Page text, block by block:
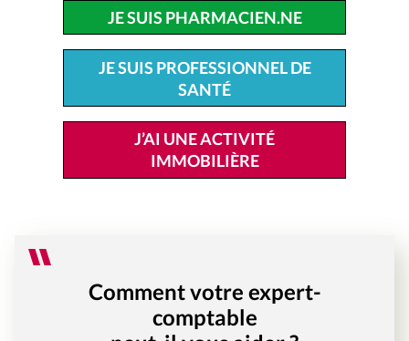
JE SUIS PHARMACIEN.NE
JE SUIS PROFESSIONNEL DE
SANTÉ
J’AI UNE ACTIVITÉ
IMMOBILIÈRE
Comment votre expert-
comptable